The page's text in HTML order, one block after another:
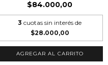
$84.000,00
3 cuotas sin interés de
$28.000,00
AGREGAR AL CARRITO